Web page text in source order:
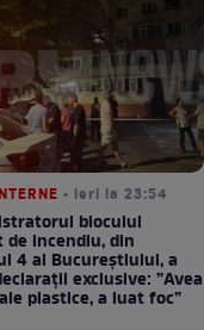
• ieri la 23:54
blocului
incendiu, din
4 al Bucureștiului, a
exclusive: ”Avea
plastice, a luat foc”